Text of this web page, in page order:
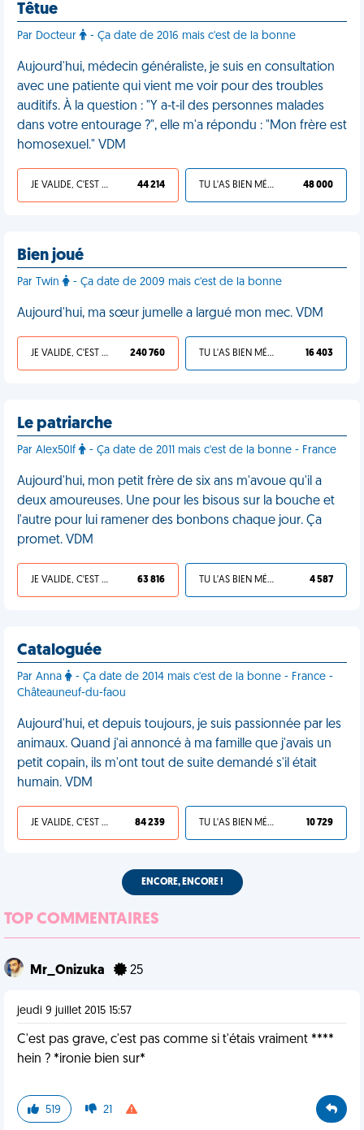
Têtue
Par Docteur - Ça date de 2016 mais c'est de la bonne
Aujourd'hui, médecin généraliste, je suis en consultation
avec une patiente qui vient me voir pour des troubles
auditifs. À la question : "Y a-t-il des personnes malades
dans votre entourage ?", elle m'a répondu : "Mon frère est
homosexuel." VDM
JE VALIDE, C'EST UNE VDM 44 214 TU L'AS BIEN MÉRITÉ 48 000
Bien joué
Par Twin - Ça date de 2009 mais c'est de la bonne
Aujourd'hui, ma sœur jumelle a largué mon mec. VDM
JE VALIDE, C'EST UNE VDM 240 760 TU L'AS BIEN MÉRITÉ 16 403
Le patriarche
Par Alex50lf - Ça date de 2011 mais c'est de la bonne - France
Aujourd'hui, mon petit frère de six ans m'avoue qu'il a
deux amoureuses. Une pour les bisous sur la bouche et
l'autre pour lui ramener des bonbons chaque jour. Ça
promet. VDM
JE VALIDE, C'EST UNE VDM 63 816 TU L'AS BIEN MÉRITÉ 4 587
Cataloguée
Par Anna
- Ça date de 2014 mais c'est de la bonne - France -
Châteauneuf-du-faou
Aujourd'hui, et depuis toujours, je suis passionnée par les
animaux. Quand j'ai annoncé à ma famille que j'avais un
petit copain, ils m'ont tout de suite demandé s'il était
humain. VDM
JE VALIDE, C'EST UNE VDM 84 239 TU L'AS BIEN MÉRITÉ 10 729
ENCORE, ENCORE !
TOP COMMENTAIRES
Mr_Onizuka 25
jeudi 9 juillet 2015 15:57
C'est pas grave, c'est pas comme si t'étais vraiment ****
hein ? *ironie bien sur*
519 21